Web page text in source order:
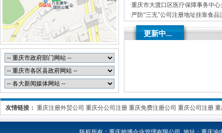
受灾群众救助工作
·重庆市大渡口区医疗保障事务中心
处理解除医保定点协议医药机构名
·严防“三无”公司注册地址挂靠食
区市场监管局开展零食店食品安全
不听不信不贪恋筑牢全民反诈“心
线——大渡口区开展大型主题反诈
更新中...
友情链接： 重庆注册外贸公司 重庆分公司注册 重庆免费注册公司 重庆公司注册